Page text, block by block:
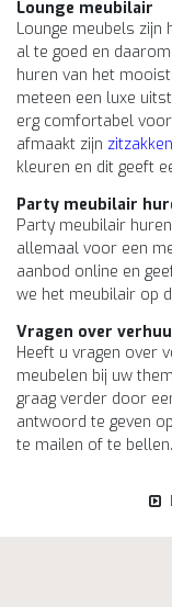
Lounge meubilair
Lounge meubels zijn
al te goed en
huren van het
meteen een luxe
erg comfortabel
afmaakt zijn zitzakken
kleuren en dit geeft
Party meubilair
Party meubilair
allemaal voor een
aanbod online en
we het meubilair op
Vragen over
Heeft u vragen over
meubelen bij uw
graag verder door
antwoord te geven
te mailen of te bellen.